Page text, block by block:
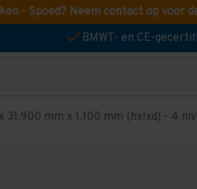
- Spoed? Neem contact op voor
BMWT- en CE-
mm x 1.100 mm (hxlxd) - 4